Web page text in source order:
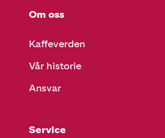
Om oss
Kaffeverden
Vår historie
Ansvar
Service